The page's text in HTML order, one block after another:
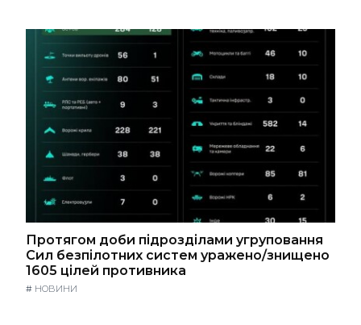
Протягом доби підрозділами угруповання
Сил безпілотних систем уражено/знищено
1605 цілей противника
# НОВИНИ